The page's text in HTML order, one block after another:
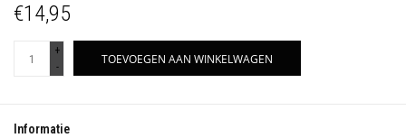
€14,95
+
-
TOEVOEGEN AAN WINKELWAGEN
Informatie